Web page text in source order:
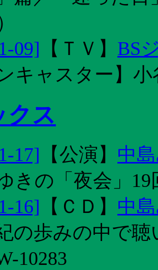
09] 【 ＴＶ 】 BS
キャスター】
クス
17] 【公演 】 中
きの「夜会」
16] 【 ＣＤ 】 中
紀の歩みの中で
10283